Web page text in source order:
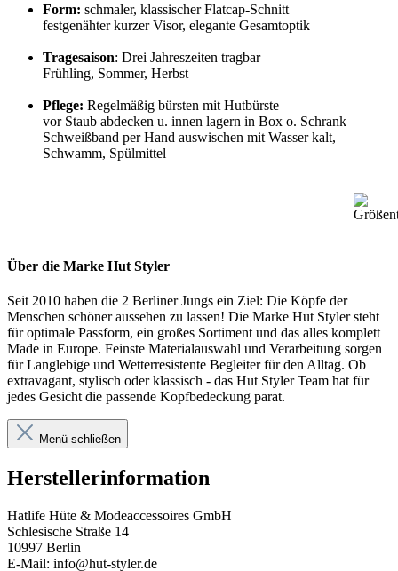
Form: schmaler, klassischer Flatcap-Schnitt
festgenähter kurzer Visor, elegante Gesamtoptik
Tragesaison: Drei Jahreszeiten tragbar
Frühling, Sommer, Herbst
Pflege: Regelmäßig bürsten mit Hutbürste
vor Staub abdecken u. innen lagern in Box o. Schrank
Schweißband per Hand auswischen mit Wasser kalt,
Schwamm, Spülmittel
Über die Marke Hut Styler
Seit 2010 haben die 2 Berliner Jungs ein Ziel: Die Köpfe der
Menschen schöner aussehen zu lassen! Die Marke Hut Styler steht
für optimale Passform, ein großes Sortiment und das alles komplett
Made in Europe. Feinste Materialauswahl und Verarbeitung sorgen
für Langlebige und Wetterresistente Begleiter für den Alltag. Ob
extravagant, stylisch oder klassisch - das Hut Styler Team hat für
jedes Gesicht die passende Kopfbedeckung parat.
Menü schließen
Herstellerinformation
Hatlife Hüte & Modeaccessoires GmbH
Schlesische Straße 14
10997 Berlin
E-Mail: info@hut-styler.de